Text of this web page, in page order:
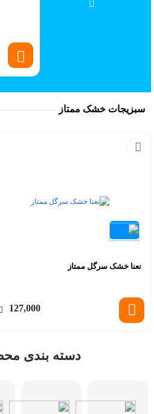
سبزیجات خشک ممتاز
نعنا خشک سرگل ممتاز
127,000
دسته بندی